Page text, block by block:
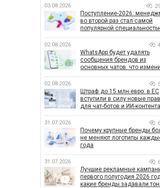
03.08.2026
Поступление-2026:
во второй раз стал самой
популярной
рекордным за последние 5
02.08.2026
WhatsApp будет удалять
сообщения брендов из
основных чатов: что
02.08.2026
Штраф до 15 млн евро: в ЕС
вступили в силу новые
для чат-ботов и ИИ-контента
31.07.2026
Почему крупные бренды
не меняют логотипы
года
31.07.2026
Лучшие рекламные
первого полугодия 2026
какие бренды задавали тон